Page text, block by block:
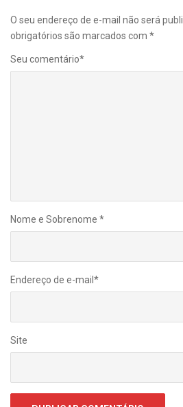
O seu endereço de e-mail não será
obrigatórios são marcados com *
Seu comentário*
Nome e Sobrenome *
Endereço de e-mail *
Site